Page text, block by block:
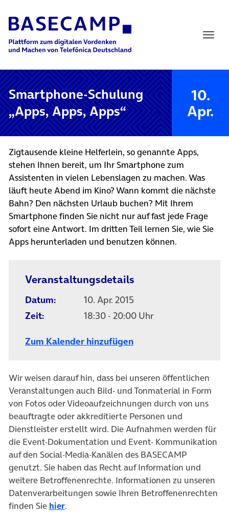
Main Navigation
Smartphone-Schulung
„Apps, Apps, Apps“
10.
Apr.
Zigtausende kleine Helferlein, so genannte Apps,
stehen Ihnen bereit, um Ihr Smartphone zum
Assistenten in vielen Lebenslagen zu machen. Was
läuft heute Abend im Kino? Wann kommt die nächste
Bahn? Den nächsten Urlaub buchen? Mit Ihrem
Smartphone finden Sie nicht nur auf fast jede Frage
sofort eine Antwort. Im dritten Teil lernen Sie, wie Sie
Apps herunterladen und benutzen können.
Veranstaltungsdetails
Datum:
10. Apr. 2015
Zeit:
18:30 - 20:00 Uhr
Zum Kalender hinzufügen
Wir weisen darauf hin, dass bei unseren öffentlichen
Veranstaltungen auch Bild- und Tonmaterial in Form
von Fotos oder Videoaufzeichnungen durch von uns
beauftragte oder akkreditierte Personen und
Dienstleister erstellt wird. Die Aufnahmen werden für
die Event-Dokumentation und Event- Kommunikation
auf den Social-Media-Kanälen des BASECAMP
genutzt. Sie haben das Recht auf Information und
weitere Betroffenenrechte. Informationen zu unseren
Datenverarbeitungen sowie Ihren Betroffenenrechten
finden Sie hier.